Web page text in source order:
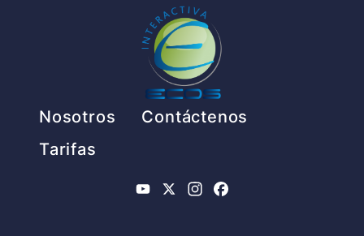
Pie de página
Nosotros
Contáctenos
Tarifas
YouTube
X Instagram